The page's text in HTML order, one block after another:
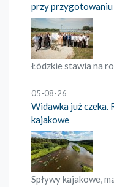
przy
Łódzkie stawia na
05-08-26
Widawka już czeka.
kajakowe
Spływy kajakowe,